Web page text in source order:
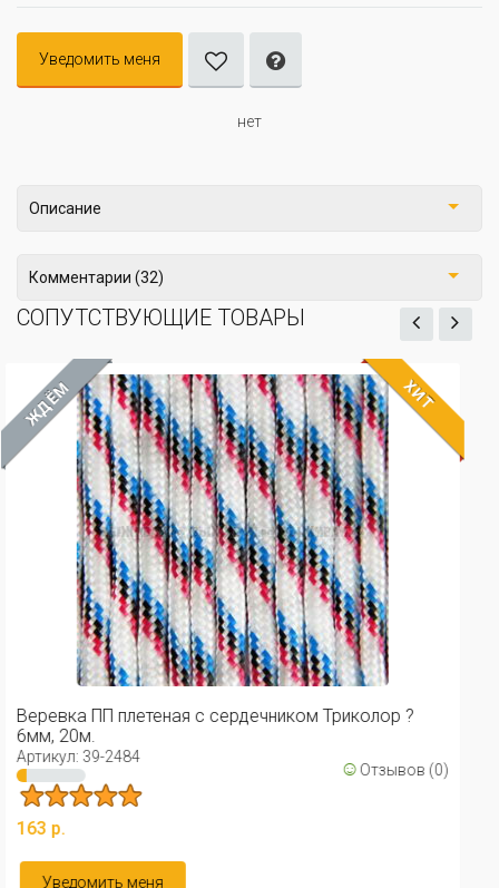
Уведомить меня
нет
Описание
Комментарии (32)
СОПУТСТВУЮЩИЕ ТОВАРЫ
ЖДЁМ ХИТ
Веревка ПП плетеная с сердечником Триколор ?
8мм, 20м.
Артикул: 39-2485 ☺
255 р.
Уведомить меня